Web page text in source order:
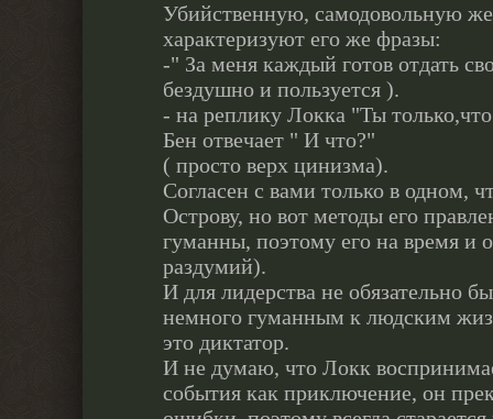
Убийственную, самодовольную
характеризуют его же фразы:
-" За меня каждый готов отдать
бездушно и пользуется ).
- на реплику Локка "Ты
Бен отвечает " И что?"
( просто верх цинизма).
Согласен с вами только в одном,
Острову, но вот методы его
гуманны, поэтому его на время и
раздумий).
И для лидерства не обязательно
немного гуманным к людским
это диктатор.
И не думаю, что Локк
события как приключение, он